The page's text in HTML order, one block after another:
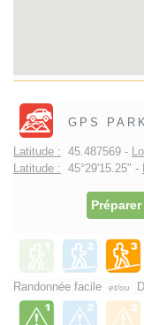
GPS
Latitude : 45.487569 -
Latitude : 45°29'15.25" -
Randonnée facile et/ou